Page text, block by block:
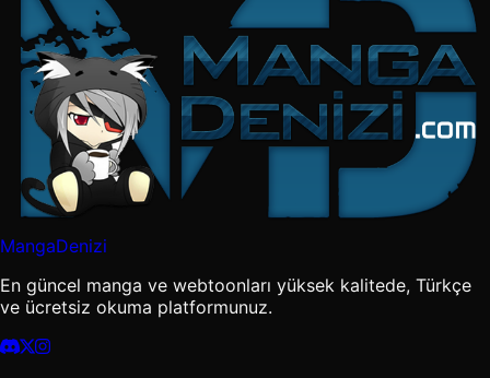
MangaDenizi
En güncel manga ve webtoonları yüksek kalitede, Türkçe
ve ücretsiz okuma platformunuz.